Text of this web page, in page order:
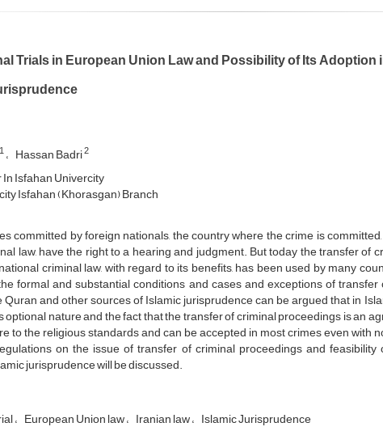
Trials in European Union Law and Possibility of Its Adoption
1 Hassan Badri2
Isfahan Univercity
Isfahan (Khorasgan) Branch
committed by foreign nationals, the country where the crime is
law, have the right to a hearing and judgment. But today the transfer of
criminal law, with regard to its benefits, has been used by many
formal and substantial conditions and cases and exceptions of
and other sources of Islamic jurisprudence can be argued that in
optional nature and the fact that the transfer of criminal proceedings is an
to the religious standards and can be accepted in most crimes even with
on the issue of transfer of criminal proceedings and
jurisprudence will be discussed.
European Union law Iranian law Islamic Jurisprudence